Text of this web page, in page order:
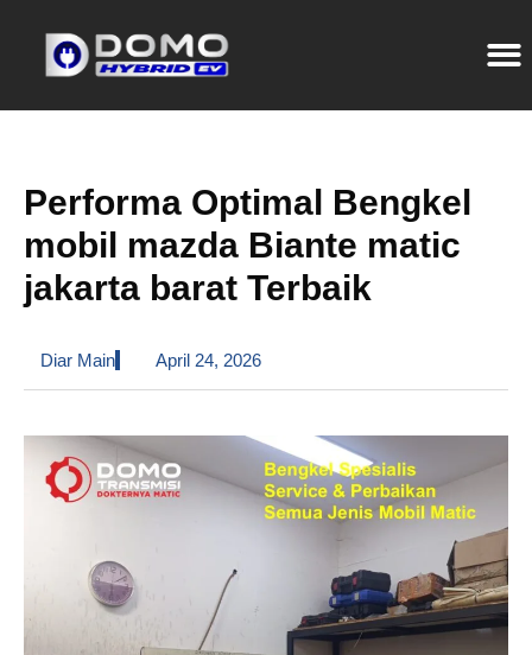
Performa Optimal Bengkel
mobil mazda Biante matic
jakarta barat Terbaik
Diar Main April 24, 2026